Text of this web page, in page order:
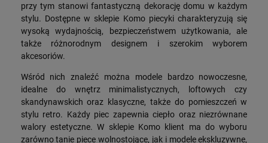
przy tym stanowi fantastyczną dekorację domu w każdym
stylu. Dostępne w sklepie Komo piecyki charakteryzują się
wysoką wydajnością, bezpieczeństwem użytkowania, ale
także różnorodnym designem i szerokim wyborem
akcesoriów.
Wśród nich znaleźć można modele bardzo nowoczesne,
idealne do wnętrz minimalistycznych, loftowych czy
skandynawskich oraz klasyczne, także do pomieszczeń w
stylu retro. Każdy piec zapewnia ciepło oraz niezrównane
walory estetyczne. W sklepie Komo klient ma do wyboru
zarówno tanie piece wolnostojące, jak i modele ekskluzywne,